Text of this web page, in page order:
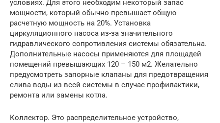
условиях. Для этого необходим некоторый запас
мощности, который обычно превышает общую
расчетную мощность на 20%. Установка
циркуляционного насоса из-за значительного
гидравлического сопротивления системы обязательна.
Дополнительные насосы применяются для площадей
помещений превышающих 120 – 150 м2. Желательно
предусмотреть запорные клапаны для предотвращения
слива воды из всей системы в случае профилактики,
ремонта или замены котла.
Коллектор. Это распределительное устройство,